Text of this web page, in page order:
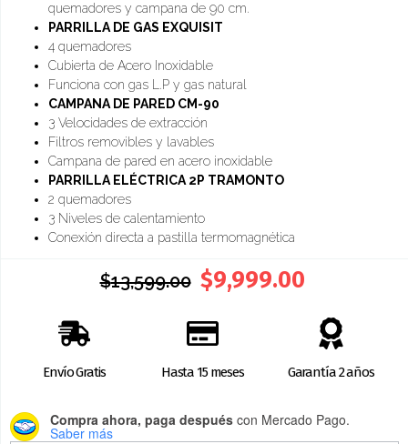
quemadores y campana de 90 cm.
PARRILLA DE GAS EXQUISIT
4 quemadores
Cubierta de Acero Inoxidable
Funciona con gas L.P y gas natural
CAMPANA DE PARED CM-90
3 Velocidades de extracción
Filtros removibles y lavables
Campana de pared en acero inoxidable
PARRILLA ELÉCTRICA 2P TRAMONTO
2 quemadores
3 Niveles de calentamiento
Conexión directa a pastilla termomagnética
$13,599.00 $9,999.00
Envío Gratis Hasta 15 meses Garantía 2 años
Compra ahora, paga después con Mercado Pago.
Saber más